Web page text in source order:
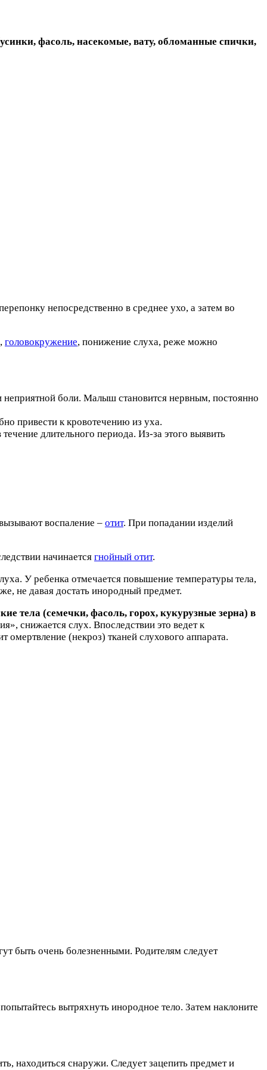
фасоль, насекомые, вату, обломанные спички,
непосредственно в среднее ухо, а затем во
головокружение, понижение слуха, реже можно
боли. Малыш становится нервным, постоянно
привести к кровотечению из уха.
длительного периода. Из-за этого выявить
воспаление – отит. При попадании изделий
начинается гнойный отит.
У ребенка отмечается повышение температуры тела,
не давая достать инородный предмет.
тела (семечки, фасоль, горох, кукурузные зерна) в
снижается слух. Впоследствии это ведет к
(некроз) тканей слухового аппарата.
быть очень болезненными. Родителям следует
вытряхнуть инородное тело. Затем наклоните
находиться снаружи. Следует зацепить предмет и